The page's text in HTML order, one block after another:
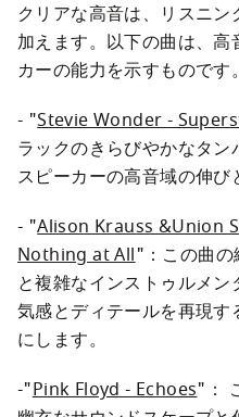
クリアな高音は、リスニ
加えます。以下の曲は、
- "Stevie Wonder -
ラックのきらびやかなタン
スピーカーの高音域の伸び
- "Alison Krauss &Union
Nothing at All"：この曲の
と複雑なインストゥルメ
気感とディテールを再現
にします。
-"Pink Floyd - Echoes"：